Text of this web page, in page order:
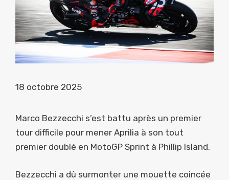
18 octobre 2025
Marco Bezzecchi s’est battu après un premier
tour difficile pour mener Aprilia à son tout
premier doublé en MotoGP Sprint à Phillip Island.
Bezzecchi a dû surmonter une mouette coincée